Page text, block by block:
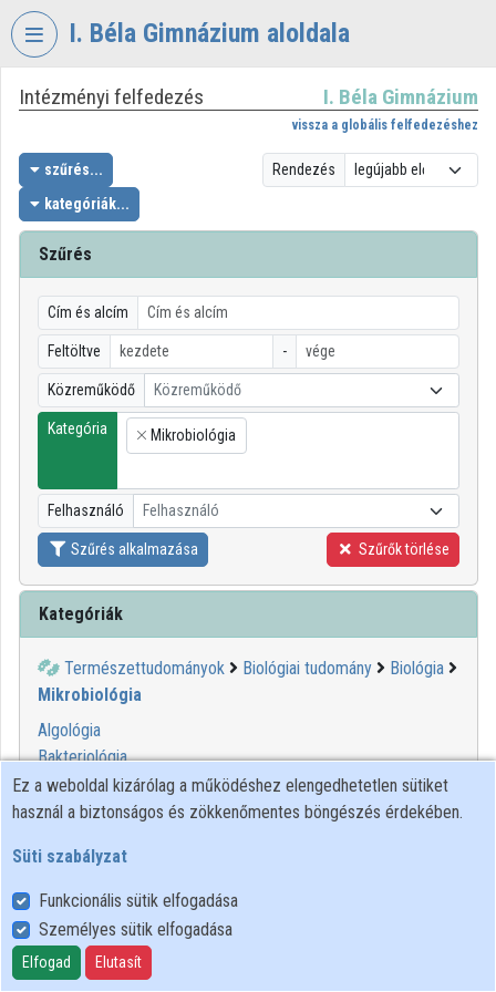
Fejléc kihagyása
I. Béla Gimnázium aloldala
VIDEOTORIUM
BÉLA
GIMNÁZIUM
Intézményi kezdőlap
Bejelentkezés
Intézményi felfedezés
Kategóriák
Intézményi listák
Intézmények
Közreműködők
Intézményi felfedezés I. Béla Gimnázium
vissza a globális felfedezéshez
szűrés...
kategóriák...
Rendezés
Szűrés
Cím és alcím
Feltöltve -
Közreműködő Közreműködő
Kategória
×
Mikrobiológia
Felhasználó Felhasználó
Szűrés alkalmazása Szűrők törlése
Kategóriák
Természettudományok Biológiai tudomány
Biológia
Mikrobiológia
Algológia
Bakteriológia
Orvosi mikrobiológia
Parazitológia
Szerológia
Toxinológia
Ez a weboldal kizárólag a működéshez elengedhetetlen sütiket
használ a biztonságos és zökkenőmentes böngészés érdekében.
Süti szabályzat
Funkcionális sütik elfogadása
Személyes sütik elfogadása
Elfogad Elutasít